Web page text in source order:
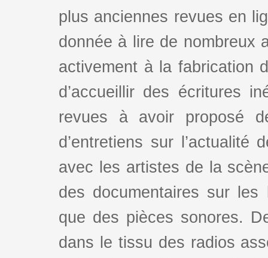
plus anciennes revues en
donnée à lire de nombreux
activement à la fabrication
d’accueillir des écritures
revues à avoir proposé
d’entretiens sur l’actualité
avec les artistes de la
des documentaires sur
que des pièces sonores.
dans le tissu des radios